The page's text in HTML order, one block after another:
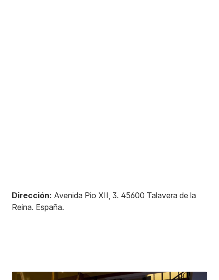
Dirección: Avenida Pio XII, 3. 45600 Talavera de la
Reina. España.